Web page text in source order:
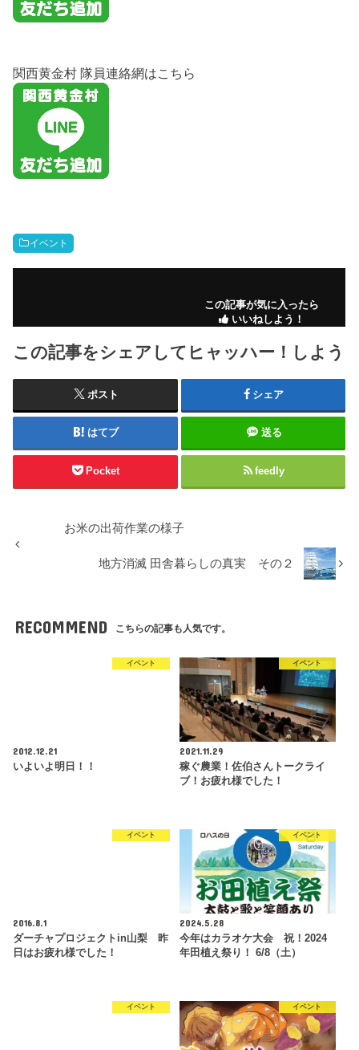
関西黄金村 隊員連絡網はこちら
イベント
この記事が気に入ったら
いいねしよう！
この記事をシェアしてヒャッハー！しよう
ポスト シェア
はてブ 送る
Pocket feedly
お米の出荷作業の様子
地方消滅 田舎暮らしの真実 その２
RECOMMEND こちらの記事も人気です。
イベント
2012.12.21
いよいよ明日！！
イベント
2021.11.29
稼ぐ農業！佐伯さんトークライ
ブ！お疲れ様でした！
イベント
2016.8.1
ダーチャプロジェクトin山梨 昨
日はお疲れ様でした！
イベント
2024.5.28
今年はカラオケ大会 祝！2024
年田植え祭り！ 6/8（土）
イベント イベント